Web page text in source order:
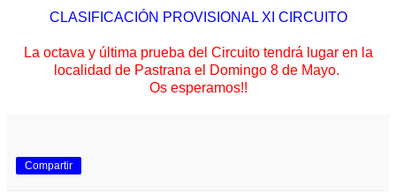
CLASIFICACIÓN PROVISIONAL XI CIRCUITO
La octava y última prueba del Circuito tendrá lugar en la
localidad de Pastrana el Domingo 8 de Mayo.
Os esperamos!!
Compartir